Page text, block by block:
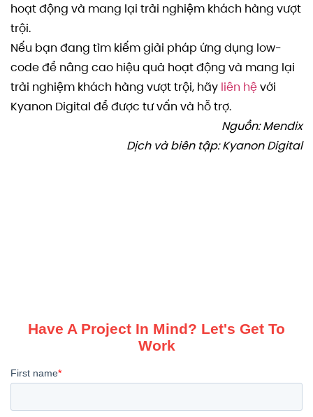
hoạt động và mang lại trải nghiệm khách hàng vượt
trội.
Nếu bạn đang tìm kiếm giải pháp ứng dụng low-
code để nâng cao hiệu quả hoạt động và mang lại
trải nghiệm khách hàng vượt trội, hãy liên hệvới
Kyanon Digital để được tư vấn và hỗ trợ.
Nguồn: Mendix
Dịch và biên tập: Kyanon Digital